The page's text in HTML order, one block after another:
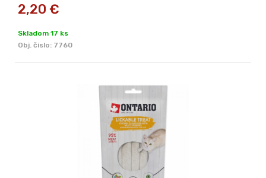
2,20 €
Skladom 17 ks
Obj. čislo: 7760